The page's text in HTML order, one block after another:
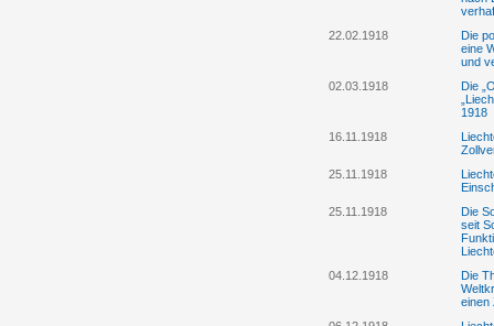
22.02.1918
Die
eine
und
02.03.1918
Die
1918
16.11.1918
25.11.1918
25.11.1918
Die
seit
04.12.1918
Die
einen